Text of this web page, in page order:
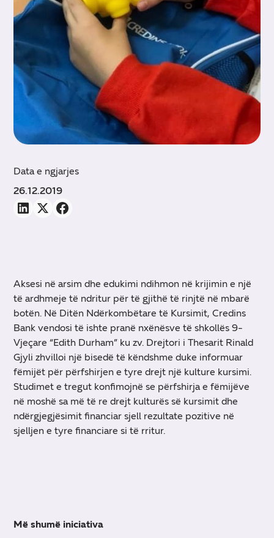
Data e ngjarjes
26.12.2019
Aksesi në arsim dhe edukimi ndihmon në krijimin e një
të ardhmeje të ndritur për të gjithë të rinjtë në mbarë
botën. Në Ditën Ndërkombëtare të Kursimit, Credins
Bank vendosi të ishte pranë nxënësve të shkollës 9-
Vjeçare “Edith Durham” ku zv. Drejtori i Thesarit Rinald
Gjyli zhvilloi një bisedë të këndshme duke informuar
fëmijët për përfshirjen e tyre drejt një kulture kursimi.
Studimet e tregut konfimojnë se përfshirja e fëmijëve
në moshë sa më të re drejt kulturës së kursimit dhe
ndërgjegjësimit financiar sjell rezultate pozitive në
sjelljen e tyre financiare si të rritur.
Më shumë iniciativa